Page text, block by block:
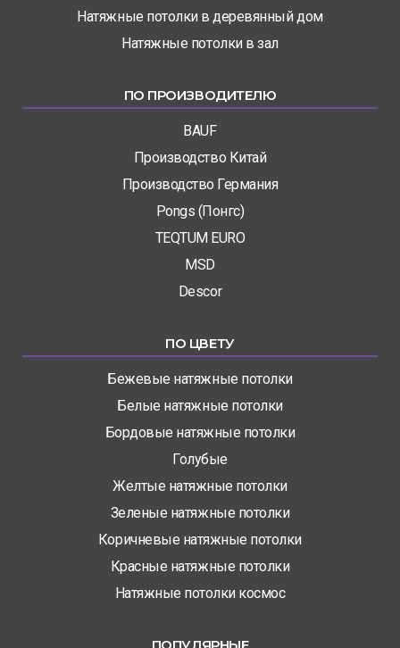
Натяжные потолки в деревянный дом
Натяжные потолки в зал
ПО ПРОИЗВОДИТЕЛЮ
BAUF
Производство Китай
Производство Германия
Pongs (Понгс)
TEQTUM EURO
MSD
Descor
ПО ЦВЕТУ
Бежевые натяжные потолки
Белые натяжные потолки
Бордовые натяжные потолки
Голубые
Желтые натяжные потолки
Зеленые натяжные потолки
Коричневые натяжные потолки
Красные натяжные потолки
Натяжные потолки космос